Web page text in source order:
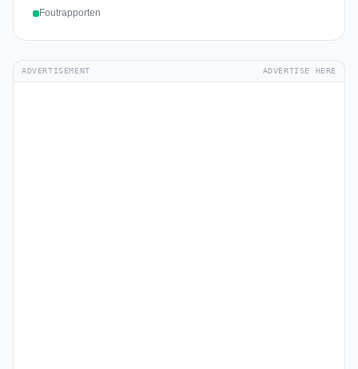
Foutrapporten
ADVERTISEMENT ADVERTISE HERE